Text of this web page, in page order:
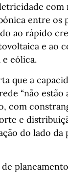
com
entre os
ao rápido
e ao
eólica.
que a
“não estão
com
e
do lado da